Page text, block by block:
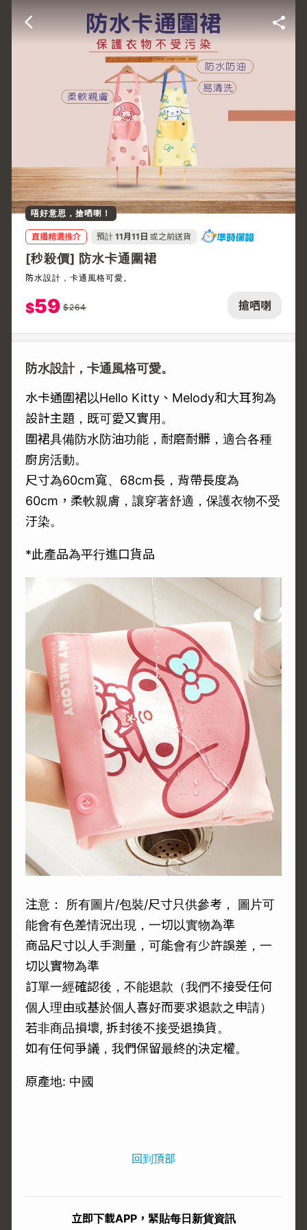
搶哂喇
唔好意思，搶哂喇！
直播精選推介 預計 11月11日 或之前送貨
[秒殺價] 防水卡通圍裙
防水設計，卡通風格可愛。
$59 $264
防水設計，卡通風格可愛。
水卡通圍裙以Hello Kitty、Melody和大耳狗為
設計主題，既可愛又實用。
圍裙具備防水防油功能，耐磨耐髒，適合各種
廚房活動。
尺寸為60cm寬、68cm長，背帶長度為
60cm，柔軟親膚，讓穿著舒適，保護衣物不受
汙染。
*此產品為平行進口貨品
注意： 所有圖片/包裝/尺寸只供參考， 圖片可
能會有色差情況出現，一切以實物為準
商品尺寸以人手測量，可能會有少許誤差，一
切以實物為準
訂單一經確認後，不能退款（我們不接受任何
個人理由或基於個人喜好而要求退款之申請）
若非商品損壞, 拆封後不接受退換貨。
如有任何爭議，我們保留最終的決定權。
原產地: 中國
回到頂部
立即下載APP，緊貼每日新貨資訊